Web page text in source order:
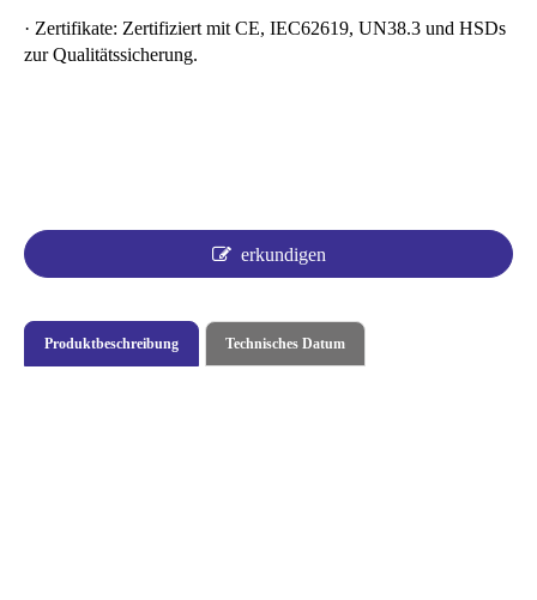
· Zertifikate: Zertifiziert mit CE, IEC62619, UN38.3 und HSDs
zur Qualitätssicherung.
erkundigen
Produktbeschreibung Technisches Datum